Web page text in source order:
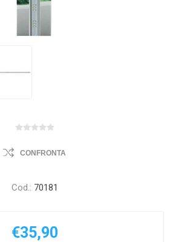
CONFRONTA
Cod.: 70181
€35,90